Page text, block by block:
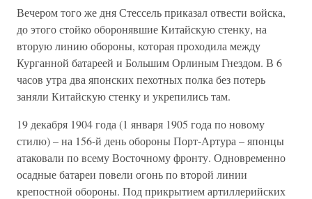
Вечером того же дня Стессель приказал отвести войска,
до этого стойко оборонявшие Китайскую стенку, на
вторую линию обороны, которая проходила между
Курганной батареей и Большим Орлиным Гнездом. В 6
часов утра два японских пехотных полка без потерь
заняли Китайскую стенку и укрепились там.
19 декабря 1904 года (1 января 1905 года по новому
стилю) – на 156-й день обороны Порт-Артура – японцы
атаковали по всему Восточному фронту. Одновременно
осадные батареи повели огонь по второй линии
крепостной обороны. Под прикрытием артиллерийских